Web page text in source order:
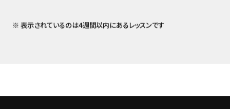
※ 表示されているのは4週間以内にあるレッスンです